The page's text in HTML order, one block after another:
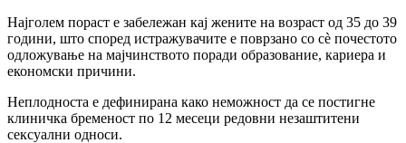
Најголем пораст е забележан кај жените на возраст од 35 до 39
години, што според истражувачите е поврзано со сè почестото
одложување на мајчинството поради образование, кариера и
економски причини.
Неплодноста е дефинирана како неможност да се постигне
клиничка бременост по 12 месеци редовни незаштитени
сексуални односи.